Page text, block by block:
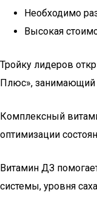
Необходимо
Высокая
Тройку лидеров
Плюс», занимающий
Комплексный
оптимизации
Витамин ДЗ
системы, уровня